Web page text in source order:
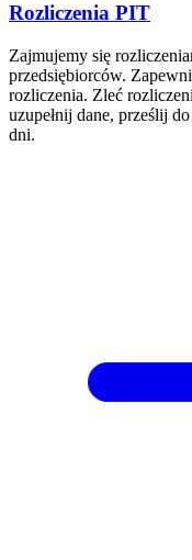
Rozliczenia PIT
Zajmujemy się
przedsiębiorców.
rozliczenia. Zleć
uzupełnij dane, prześlij
dni.